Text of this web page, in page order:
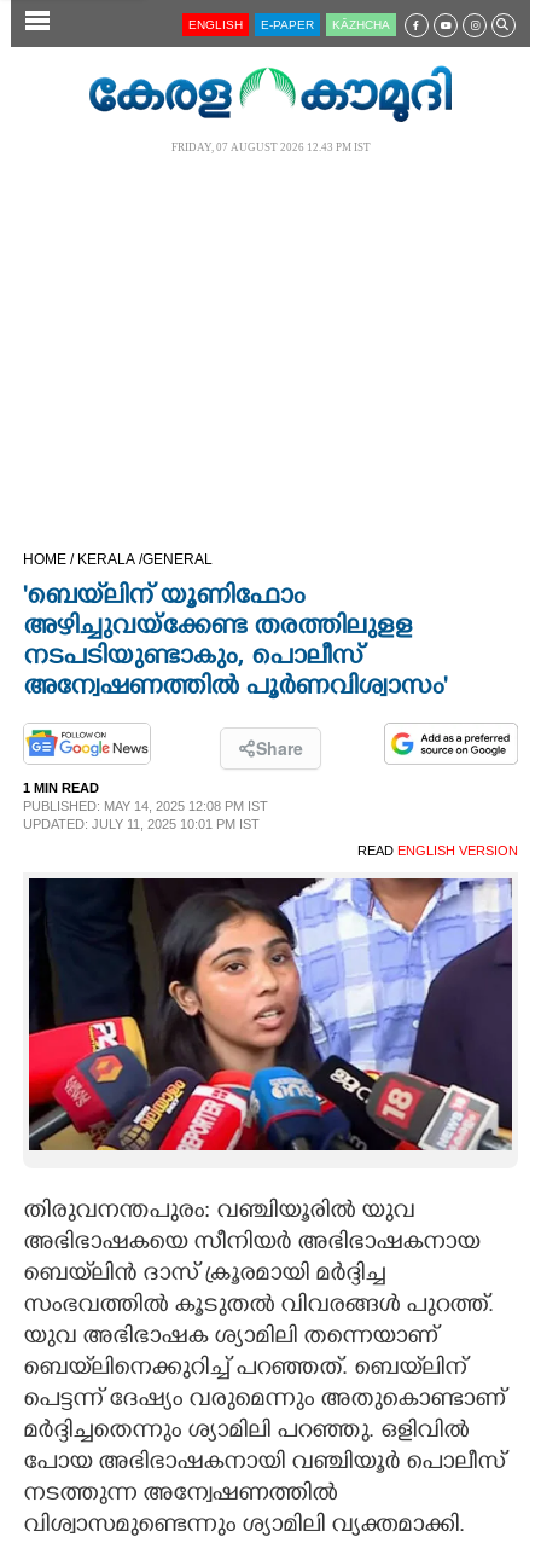
SECTIONS
CINEMA
OPINION
PHOTOS
INFO+
ASTRO
CARTOONS
ZOOM
CONTACT US
ENGLISH E-PAPER KĀZHCHA
FRIDAY, 07 AUGUST 2026 12.43 PM IST
HOME / KERALA /GENERAL
'ബെയ്‌ലിന് യൂണിഫോം
അഴിച്ചുവയ്ക്കേണ്ട തരത്തിലുളള
നടപടിയുണ്ടാകും, പൊലീസ്
അന്വേഷണത്തിൽ പൂർണവിശ്വാസം'
Share
1 MIN READ
PUBLISHED: MAY 14, 2025 12:08 PM IST
UPDATED: JULY 11, 2025 10:01 PM IST
READ ENGLISH VERSION
തിരുവനന്തപുരം: വഞ്ചിയൂരിൽ യുവ
അഭിഭാഷകയെ സീനിയർ അഭിഭാഷകനായ
ബെയ്‌ലിൻ ദാസ് ക്രൂരമായി മർദ്ദിച്ച
സംഭവത്തിൽ കൂടുതൽ വിവരങ്ങൾ പുറത്ത്.
യുവ അഭിഭാഷക ശ്യാമിലി തന്നെയാണ്
ബെയ്‌ലിനെക്കുറിച്ച് പറഞ്ഞത്. ബെയ്‌ലിന്
പെട്ടന്ന് ദേഷ്യം വരുമെന്നും അതുകൊണ്ടാണ്
മർദ്ദിച്ചതെന്നും ശ്യാമിലി പറഞ്ഞു. ഒളിവിൽ
പോയ അഭിഭാഷകനായി വഞ്ചിയൂർ പൊലീസ്
നടത്തുന്ന അന്വേഷണത്തിൽ
വിശ്വാസമുണ്ടെന്നും ശ്യാമിലി വ്യക്തമാക്കി.